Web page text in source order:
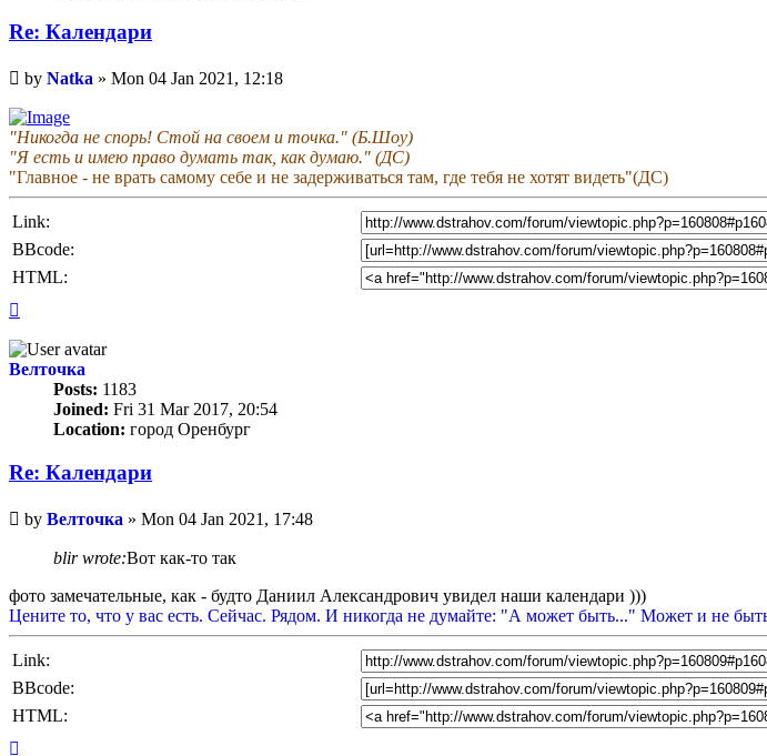
Re: Календари
Unread
post
by Natka » Mon 04 Jan 2021, 12:18
"Никогда не спорь! Стой на своем и точка." (Б.Шоу)
"Я есть и имею право думать так, как думаю." (ДС)
"Главное - не врать самому себе и не задерживаться там, где тебя не хотят видеть"(ДС)
Link:
BBcode:
HTML:
Велточка
Posts: 1183
Joined: Fri 31 Mar 2017, 20:54
Location: город Оренбург
Re: Календари
Unread
post
by Велточка » Mon 04 Jan 2021, 17:48
blir wrote:Вот как-то так
фото замечательные, как - будто Даниил Александрович увидел наши календари )))
Цените то, что у вас есть. Сейчас. Рядом. И никогда не думайте: "А может быть..." Может и не
Link:
BBcode:
HTML: